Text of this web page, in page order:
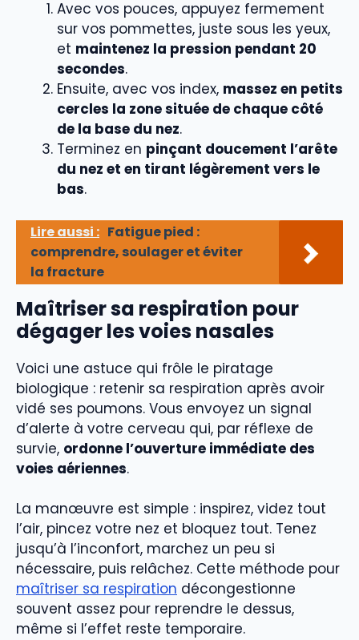
Avec vos pouces, appuyez fermement
sur vos pommettes, juste sous les yeux,
et maintenez la pression pendant 20
secondes.
Ensuite, avec vos index, massez en petits
cercles la zone située de chaque côté
de la base du nez.
Terminez en pinçant doucement l’arête
du nez et en tirant légèrement vers le
bas.
Lire aussi : Fatigue pied :
comprendre, soulager et éviter
la fracture
Maîtriser sa respiration pour
dégager les voies nasales
Voici une astuce qui frôle le piratage
biologique : retenir sa respiration après avoir
vidé ses poumons. Vous envoyez un signal
d’alerte à votre cerveau qui, par réflexe de
survie, ordonne l’ouverture immédiate des
voies aériennes.
La manœuvre est simple : inspirez, videz tout
l’air, pincez votre nez et bloquez tout. Tenez
jusqu’à l’inconfort, marchez un peu si
nécessaire, puis relâchez. Cette méthode pour
maîtriser sa respiration décongestionne
souvent assez pour reprendre le dessus,
même si l’effet reste temporaire.